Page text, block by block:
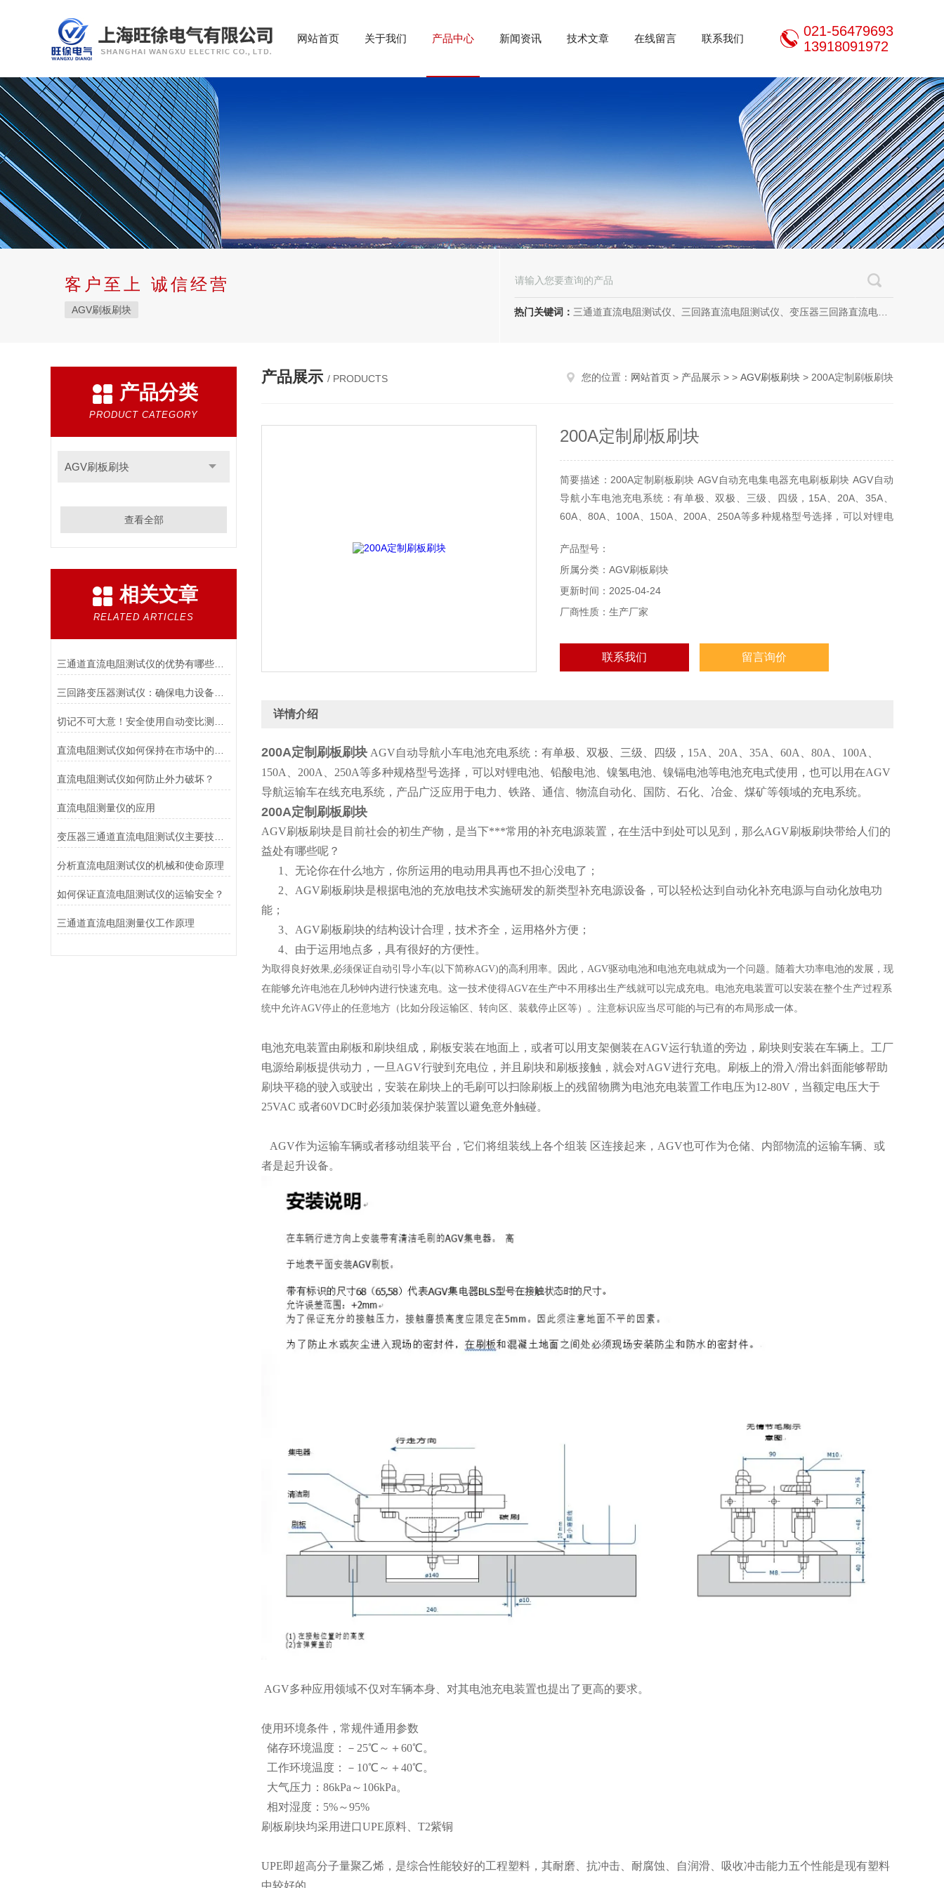
网站首页 关于我们 产品中心 新闻资讯 技术文章 在线留言 联系我们
021-56479693
13918091972
客户至上 诚信经营
AGV刷板刷块 热门关键词： 三通道直流电阻测试仪、三回路直流电阻测试仪、变压器三回路直流电阻测试仪、手持式三相直流电阻测试仪、三通道助磁直流电阻测试仪
产品分类
PRODUCT CATEGORY
AGV刷板刷块
查看全部
相关文章
RELATED ARTICLES
三通道直流电阻测试仪的优势有哪些？买前必看！
直流电阻测试仪如何防止外力破坏？
直流电阻测量仪的应用
变压器三通道直流电阻测试仪主要技术特点
分析直流电阻测试仪的机械和使命原理
如何保证直流电阻测试仪的运输安全？
三通道直流电阻测量仪工作原理
产品展示 / PRODUCTS 您的位置： 网站首页 > 产品展示 > > AGV刷板刷块 > 200A定制刷板刷块
200A定制刷板刷块
简要描述：200A定制刷板刷块 AGV自动充电集电器充电刷板刷块 AGV自动
导航小车电池充电系统：有单极、双极、三级、四级，15A、20A、35A、
60A、80A、100A、150A、200A、250A等多种规格型号选择，可以对锂电
航运输车在线充电系统，产品广泛应用于电力、铁路、通信、物流自动化、
国防、石化、冶金、煤矿等领域的充电系统。
产品型号：
所属分类：AGV刷板刷块
更新时间：2025-04-24
厂商性质：生产厂家
联系我们 留言询价
详情介绍
200A定制刷板刷块 AGV自动导航小车电池充电系统：有单极、双极、三级、四级，15A、20A、35A、60A、80A、100A、
150A、200A、250A等多种规格型号选择，可以对锂电池、铅酸电池、镍氢电池、镍镉电池等电池充电式使用，也可以用在AGV
导航运输车在线充电系统，产品广泛应用于电力、铁路、通信、物流自动化、国防、石化、冶金、煤矿等领域的充电系统。
200A定制刷板刷块
AGV刷板刷块是目前社会的初生产物，是当下***常用的补充电源装置，在生活中到处可以见到，那么AGV刷板刷块带给人们的
益处有哪些呢？
1、无论你在什么地方，你所运用的电动用具再也不担心没电了；
2、AGV刷板刷块是根据电池的充放电技术实施研发的新类型补充电源设备，可以轻松达到自动化补充电源与自动化放电功
能；
3、AGV刷板刷块的结构设计合理，技术齐全，运用格外方便；
4、由于运用地点多，具有很好的方便性。
为取得良好效果,必须保证自动引导小车(以下简称AGV)的高利用率。因此，AGV驱动电池和电池充电就成为一个问题。随着大功率电池的发展，现
在能够允许电池在几秒钟内进行快速充电。这一技术使得AGV在生产中不用移出生产线就可以完成充电。电池充电装置可以安装在整个生产过程系
统中允许AGV停止的任意地方（比如分段运输区、转向区、装载停止区等）。注意标识应当尽可能的与已有的布局形成一体。
电池充电装置由刷板和刷块组成，刷板安装在地面上，或者可以用支架侧装在AGV运行轨道的旁边，刷块则安装在车辆上。工厂
电源给刷板提供动力，一旦AGV行驶到充电位，并且刷块和刷板接触，就会对AGV进行充电。刷板上的滑入/滑出斜面能够帮助
刷块平稳的驶入或驶出，安装在刷块上的毛刷可以扫除刷板上的残留物腾为电池充电装置工作电压为12-80V，当额定电压大于
25VAC 或者60VDC时必须加装保护装置以避免意外触碰。
AGV作为运输车辆或者移动组装平台，它们将组装线上各个组装 区连接起来，AGV也可作为仓储、内部物流的运输车辆、或
者是起升设备。
AGV多种应用领域不仅对车辆本身、对其电池充电装置也提出了更高的要求。
使用环境条件，常规件通用参数
储存环境温度：－25℃～＋60℃。
工作环境温度：－10℃～＋40℃。
大气压力：86kPa～106kPa。
相对湿度：5%～95%
刷板刷块均采用进口UPE原料、T2紫铜
UPE即超高分子量聚乙烯，是综合性能较好的工程塑料，其耐磨、抗冲击、耐腐蚀、自润滑、吸收冲击能力五个性能是现有塑料
中较好的。